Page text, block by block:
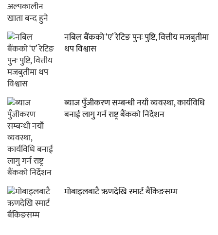
नबिल बैंकको ‘ए’ रेटिङ पुनः पुष्टि, वित्तीय मजबुतीमा
थप विश्वास
ब्याज पुँजीकरण सम्बन्धी नयाँ व्यवस्था, कार्यविधि
बनाई लागु गर्न राष्ट्र बैंकको निर्देशन
मोबाइलबाटै ऋणदेखि स्मार्ट बैंकिङसम्म